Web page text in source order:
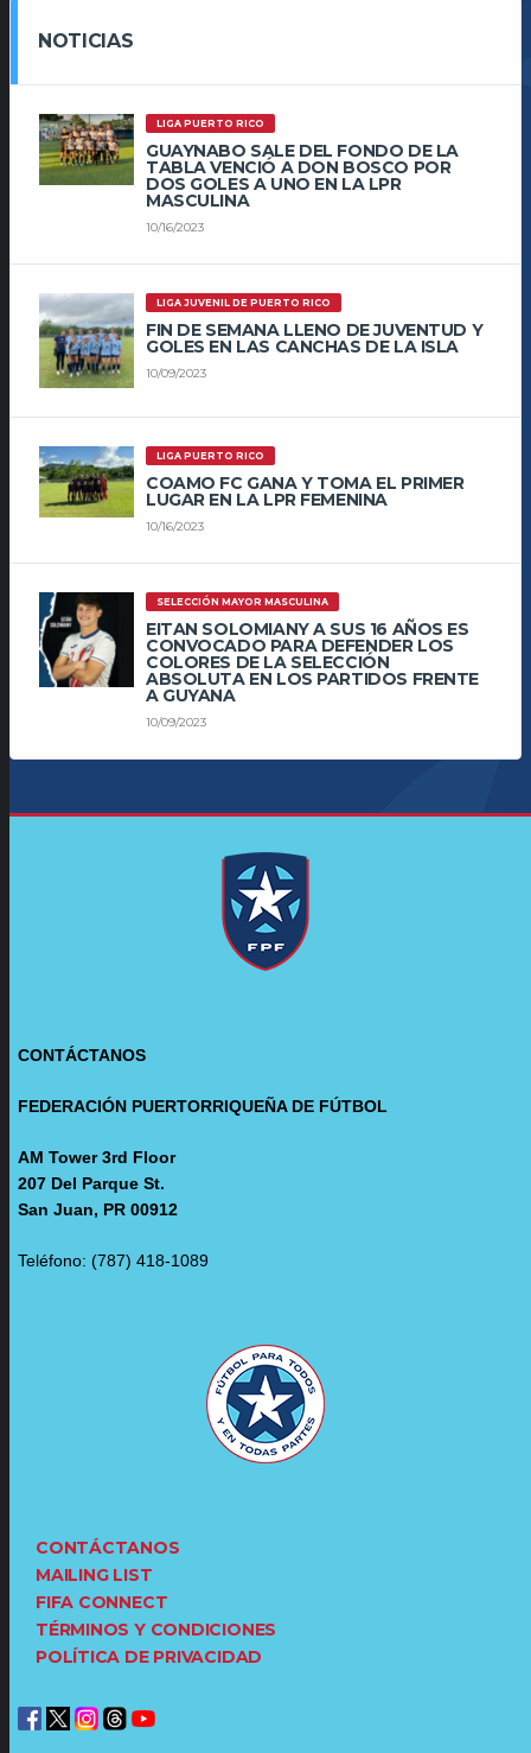
NOTICIAS
LIGA PUERTO RICO
GUAYNABO SALE DEL FONDO DE LA
TABLA VENCIÓ A DON BOSCO POR
DOS GOLES A UNO EN LA LPR
MASCULINA
10/16/2023
LIGA JUVENIL DE PUERTO RICO
FIN DE SEMANA LLENO DE JUVENTUD Y
GOLES EN LAS CANCHAS DE LA ISLA
10/09/2023
LIGA PUERTO RICO
COAMO FC GANA Y TOMA EL PRIMER
LUGAR EN LA LPR FEMENINA
10/16/2023
SELECCIÓN MAYOR MASCULINA
EITAN SOLOMIANY A SUS 16 AÑOS ES
CONVOCADO PARA DEFENDER LOS
COLORES DE LA SELECCIÓN
ABSOLUTA EN LOS PARTIDOS FRENTE
A GUYANA
10/09/2023
CONTÁCTANOS
FEDERACIÓN PUERTORRIQUEÑA DE FÚTBOL
AM Tower 3rd Floor
207 Del Parque St.
San Juan, PR 00912
Teléfono: (787) 418-1089
CONTÁCTANOS
MAILING LIST
FIFA CONNECT
TÉRMINOS Y CONDICIONES
POLÍTICA DE PRIVACIDAD